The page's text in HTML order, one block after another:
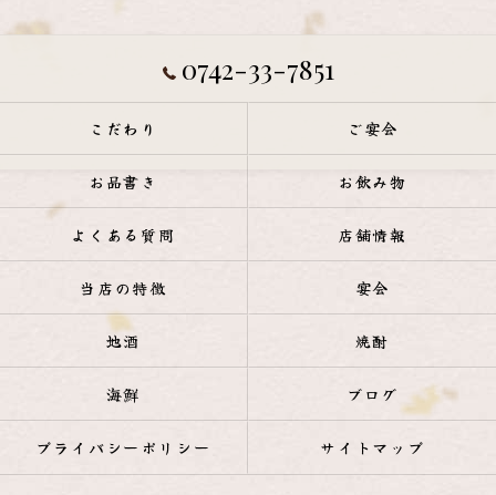
0742-33-7851
こだわり ご宴会
お品書き お飲み物
よくある質問 店舗情報
当店の特徴 宴会
地酒 焼酎
海鮮 ブログ
プライバシーポリシー サイトマップ